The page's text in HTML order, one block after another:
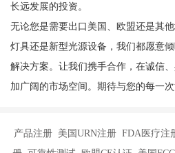
长远发展的投资。
无论您是需要出口美国、欧盟还是其
灯具还是新型光源设备，我们都愿意
解决方案。让我们携手合作，在诚信
加广阔的市场空间。期待与您的每一次
产品注册 美国URN注册 FDA医疗